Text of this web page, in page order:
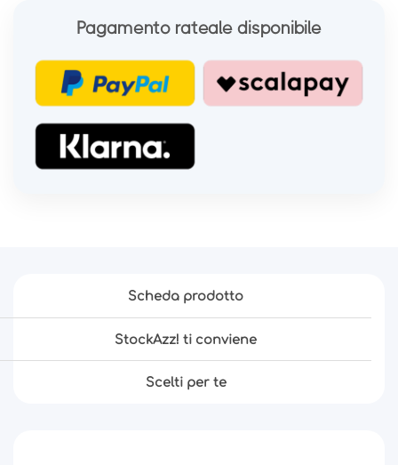
Pagamento rateale disponibile
Scheda prodotto
StockAzz! ti conviene
Scelti per te